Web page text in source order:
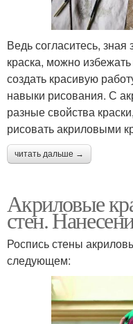
Ведь согласитесь,
краска, можно
создать красивую
навыки рисования. С
разные свойства
рисовать акриловыми
читать дальше →
Акриловые
стен.
Роспись стены
следующем: